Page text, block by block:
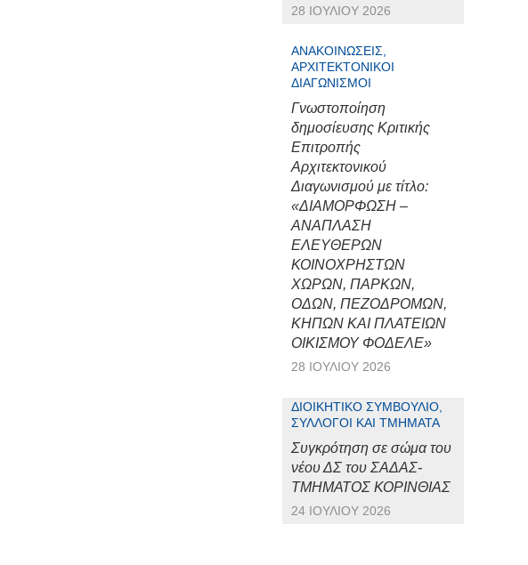
28 ΙΟΥΛΊΟΥ 2026
ΑΝΑΚΟΙΝΏΣΕΙΣ,
ΑΡΧΙΤΕΚΤΟΝΙΚΟΊ
ΔΙΑΓΩΝΙΣΜΟΊ
Γνωστοποίηση
δημοσίευσης Κριτικής
Επιτροπής
Αρχιτεκτονικού
Διαγωνισμού με τίτλο:
«ΔΙΑΜΟΡΦΩΣΗ –
ΑΝΑΠΛΑΣΗ
ΕΛΕΥΘΕΡΩΝ
ΚΟΙΝΟΧΡΗΣΤΩΝ
ΧΩΡΩΝ, ΠΑΡΚΩΝ,
ΟΔΩΝ, ΠΕΖΟΔΡΟΜΩΝ,
ΚΗΠΩΝ ΚΑΙ ΠΛΑΤΕΙΩΝ
ΟΙΚΙΣΜΟΥ ΦΟΔΕΛΕ»
28 ΙΟΥΛΊΟΥ 2026
ΔΙΟΙΚΗΤΙΚΌ ΣΥΜΒΟΎΛΙΟ,
ΣΎΛΛΟΓΟΙ ΚΑΙ ΤΜΉΜΑΤΑ
Συγκρότηση σε σώμα του
νέου ΔΣ του ΣΑΔΑΣ-
ΤΜΗΜΑΤΟΣ ΚΟΡΙΝΘΙΑΣ
24 ΙΟΥΛΊΟΥ 2026